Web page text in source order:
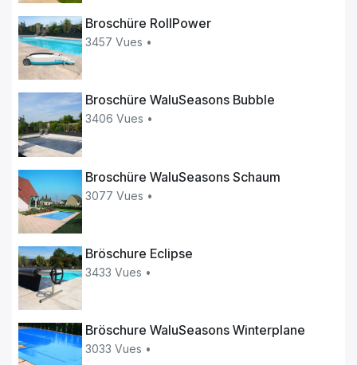
Broschüre RollPower
3457 Vues •
Broschüre WaluSeasons Bubble
3406 Vues •
Broschüre WaluSeasons Schaum
3077 Vues •
Bröschure Eclipse
3433 Vues •
Bröschure WaluSeasons Winterplane
3033 Vues •